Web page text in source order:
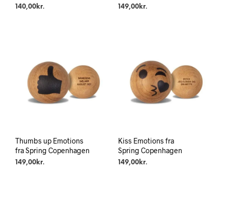
140,00 kr. 149,00kr.
Thumbs up Emotions
fra Spring Copenhagen
149,00 kr.
Kiss Emotions fra
Spring Copenhagen
149,00kr.